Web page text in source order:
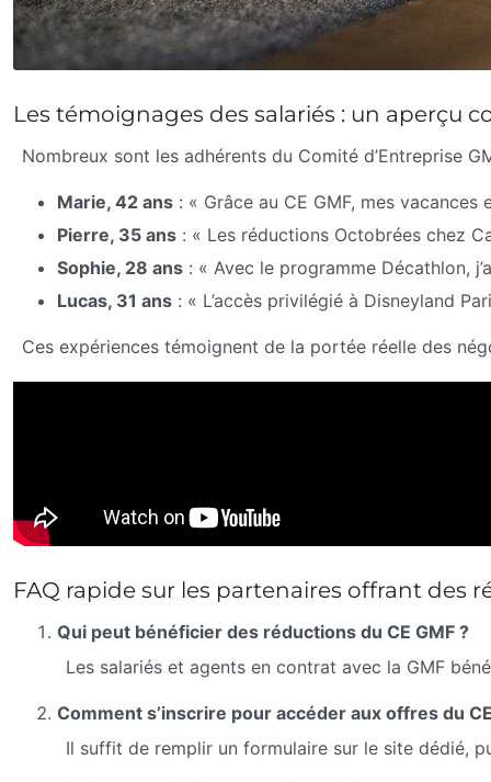
Les témoignages des salariés : un aperçu
Nombreux sont les adhérents du Comité d’Entreprise
Marie, 42 ans : « Grâce au CE GMF, mes
Pierre, 35 ans : « Les réductions Octobrées chez
Sophie, 28 ans : « Avec le programme Décathlon,
Lucas, 31 ans : « L’accès privilégié à Disneyland
Ces expériences témoignent de la portée réelle des
FAQ rapide sur les partenaires offrant des
Qui peut bénéficier des réductions du CE GMF ?
Les salariés et agents en contrat avec la GMF
Comment s’inscrire pour accéder aux offres du
Il suffit de remplir un formulaire sur le site dédié,